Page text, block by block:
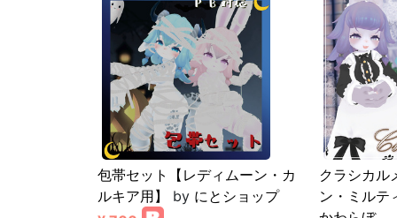
包帯セット【レディムーン・カ
ルキア用】
by にとショップ
クラシカル
ン・ミルテ